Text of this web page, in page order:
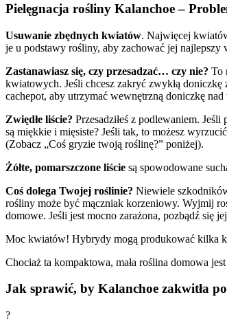
Pielęgnacja rośliny Kalanchoe –
Usuwanie zbędnych kwiatów. Najwięcej
je u podstawy rośliny, aby zachować jej najlepszy
Zastanawiasz się, czy przesadzać… czy nie? To
kwiatowych. Jeśli chcesz zakryć zwykłą doniczkę
cachepot, aby utrzymać wewnętrzną doniczkę nad
Zwiędłe liście? Przesadziłeś z podlewaniem.
są miękkie i mięsiste? Jeśli tak, to możesz
(Zobacz „Coś gryzie twoją roślinę?” poniżej).
Żółte, pomarszczone liście są spowodowane
Coś dolega Twojej roślinie? Niewiele
rośliny może być mączniak korzeniowy. Wyjmij
domowe. Jeśli jest mocno zarażona, pozbądź się
Moc kwiatów! Hybrydy mogą produkować kilka
Chociaż ta kompaktowa, mała roślina domowa
Jak sprawić, by Kalanchoe zakwitła
?